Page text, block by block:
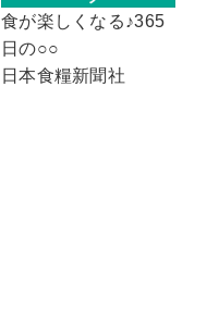
食が楽しくなる♪365
日の○○
日本食糧新聞社